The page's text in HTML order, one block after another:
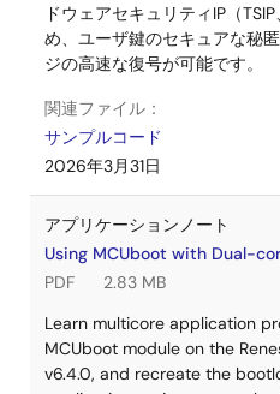
ドウェアセキュリティIP（
め、ユーザ鍵のセキュアな秘
ジの高速な復号が可能です。
関連ファイル：
サンプルコード
2026年3月31日
アプリケーションノート
Using MCUboot with Dual-
PDF
2.83 MB
Learn multicore application
MCUboot module on the
v6.4.0, and recreate the